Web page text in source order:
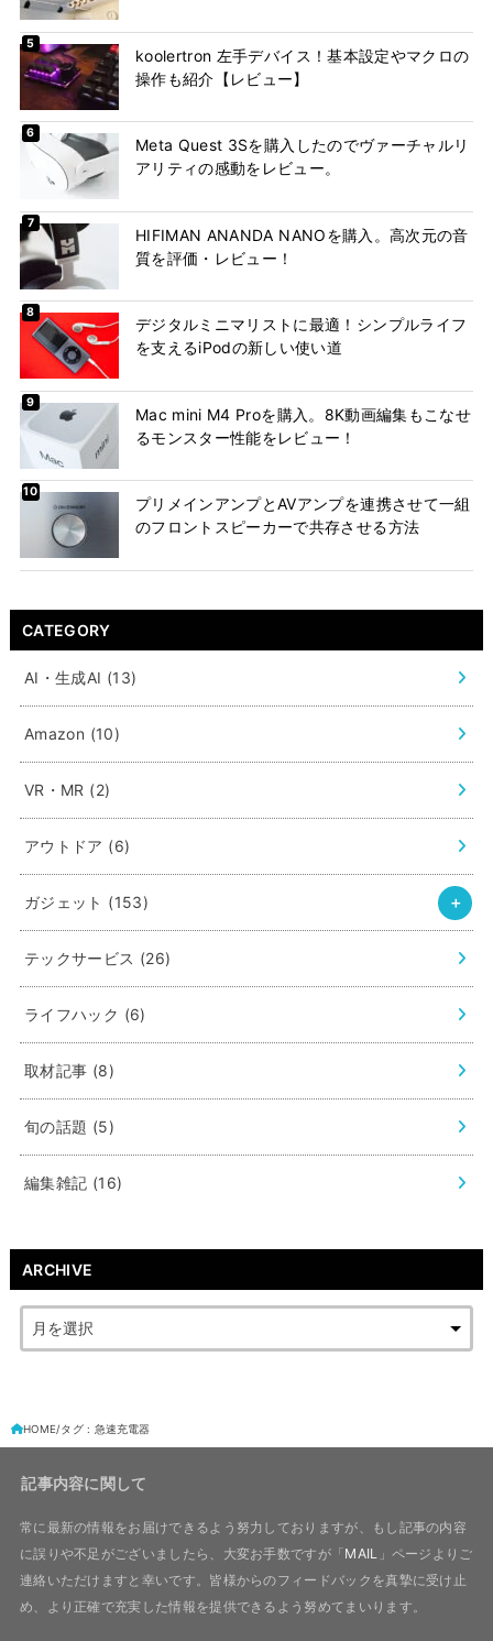
koolertron 左手デバイス！基本設定やマクロの
操作も紹介【レビュー】
Meta Quest 3Sを購入したのでヴァーチャルリ
アリティの感動をレビュー。
HIFIMAN ANANDA NANOを購入。高次元の音
質を評価・レビュー！
デジタルミニマリストに最適！シンプルライフ
を支えるiPodの新しい使い道
Mac mini M4 Proを購入。8K動画編集もこなせ
るモンスター性能をレビュー！
プリメインアンプとAVアンプを連携させて一組
のフロントスピーカーで共存させる方法
CATEGORY
AI・生成AI (13)
Amazon (10)
VR・MR (2)
アウトドア (6)
ガジェット (153)
テックサービス (26)
ライフハック (6)
取材記事 (8)
旬の話題 (5)
編集雑記 (16)
ARCHIVE
HOME タグ : 急速充電器
記事内容に関して
常に最新の情報をお届けできるよう努力しておりますが、もし記事の内容
に誤りや不足がございましたら、大変お手数ですが「MAIL 」ページよりご
連絡いただけますと幸いです。皆様からのフィードバックを真摯に受け止
め、より正確で充実した情報を提供できるよう努めてまいります。